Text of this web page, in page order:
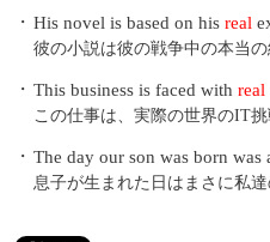
・ His novel is based on his real
彼の小説は彼の戦争中の本当の
・ This business is faced with real
この仕事は、実際の世界のIT挑
・ The day our son was born was
息子が生まれた日はまさに私達